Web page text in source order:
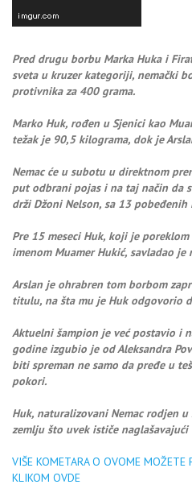
Pred drugu borbu Marka Huka i
sveta u kruzer kategoriji, nemački
protivnika za 400 grama.
Marko Huk, rođen u Sjenici kao
težak je 90,5 kilograma, dok je
Nemac će u subotu u direktnom
put odbrani pojas i na taj način da
drži Džoni Nelson, sa 13 pobeđenih
Pre 15 meseci Huk, koji je
imenom Muamer Hukić, savladao
Arslan je ohrabren tom borbom
titulu, na šta mu je Huk odgovorio
Aktuelni šampion je već postavio i
godine izgubio je od Aleksandra
biti spreman ne samo da pređe u
pokori.
Huk, naturalizovani Nemac rodjen u
zemlju što uvek ističe naglašavajući
VIŠE KOMETARA O OVOME MOŽETE
KLIKOM OVDE